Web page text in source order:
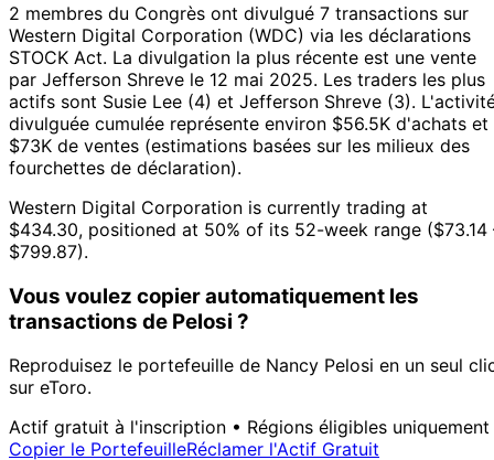
2 membres du Congrès ont divulgué 7 transactions sur
Western Digital Corporation (WDC) via les déclarations
STOCK Act. La divulgation la plus récente est une vente
par Jefferson Shreve le 12 mai 2025. Les traders les plus
actifs sont Susie Lee (4) et Jefferson Shreve (3).
divulguée cumulée représente environ $56.5K d'achats et
$73K de ventes (estimations basées sur les milieux des
fourchettes de déclaration).
Western Digital Corporation is currently trading at
$434.30, positioned at 50% of its 52-week range ($73.14
$799.87).
Vous voulez copier automatiquement les
transactions de Pelosi ?
Reproduisez le portefeuille de Nancy Pelosi en un seul
sur eToro.
Actif gratuit à l'inscription • Régions éligibles uniquement
Copier le PortefeuilleRéclamer l'Actif Gratuit